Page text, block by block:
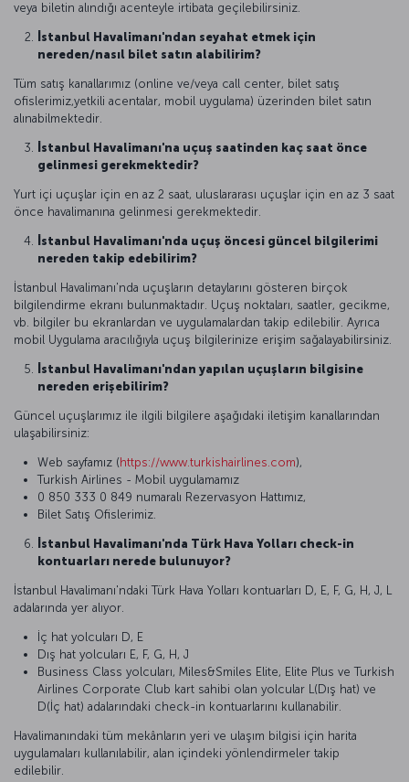
veya biletin alındığı acenteyle irtibata geçilebilirsiniz.
İstanbul Havalimanı'ndan seyahat etmek için
nereden/nasıl bilet satın alabilirim?
Tüm satış kanallarımız (online ve/veya call center, bilet satış
ofislerimiz,yetkili acentalar, mobil uygulama) üzerinden bilet satın
alınabilmektedir.
İstanbul Havalimanı'na uçuş saatinden kaç saat önce
gelinmesi gerekmektedir?
Yurt içi uçuşlar için en az 2 saat, uluslararası uçuşlar için en az 3 saat
önce havalimanına gelinmesi gerekmektedir.
İstanbul Havalimanı'nda uçuş öncesi güncel bilgilerimi
nereden takip edebilirim?
İstanbul Havalimanı'nda uçuşların detaylarını gösteren birçok
bilgilendirme ekranı bulunmaktadır. Uçuş noktaları, saatler, gecikme,
vb. bilgiler bu ekranlardan ve uygulamalardan takip edilebilir. Ayrıca
mobil Uygulama aracılığıyla uçuş bilgilerinize erişim sağalayabilirsiniz.
İstanbul Havalimanı'ndan yapılan uçuşların bilgisine
nereden erişebilirim?
Güncel uçuşlarımız ile ilgili bilgilere aşağıdaki iletişim kanallarından
ulaşabilirsiniz:
Web sayfamız (https://www.turkishairlines.com),
Turkish Airlines - Mobil uygulamamız
0 850 333 0 849 numaralı Rezervasyon Hattımız,
Bilet Satış Ofislerimiz.
İstanbul Havalimanı'nda Türk Hava Yolları check-in
kontuarları nerede bulunuyor?
İstanbul Havalimanı'ndaki Türk Hava Yolları kontuarları D, E, F, G, H, J, L
adalarında yer alıyor.
İç hat yolcuları D, E
Dış hat yolcuları E, F, G, H, J
Business Class yolcuları, Miles&Smiles Elite, Elite Plus ve Turkish
Airlines Corporate Club kart sahibi olan yolcular L(Dış hat) ve
D(İç hat) adalarındaki check-in kontuarlarını kullanabilir.
Havalimanındaki tüm mekânların yeri ve ulaşım bilgisi için harita
uygulamaları kullanılabilir, alan içindeki yönlendirmeler takip
edilebilir.